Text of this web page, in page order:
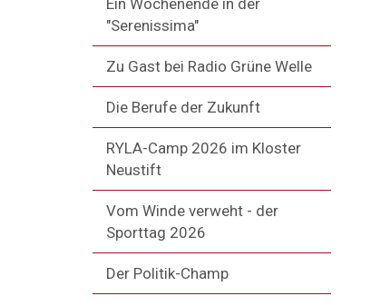
Ein Wochenende in der
"Serenissima"
Zu Gast bei Radio Grüne Welle
Die Berufe der Zukunft
RYLA-Camp 2026 im Kloster
Neustift
Vom Winde verweht - der
Sporttag 2026
Der Politik-Champ